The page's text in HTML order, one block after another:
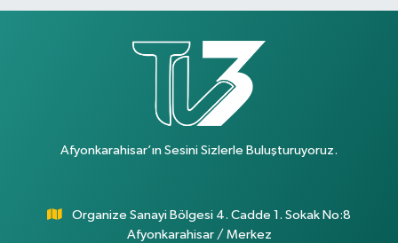
Afyonkarahisar’ın Sesini Sizlerle Buluşturuyoruz.
Organize Sanayi Bölgesi 4. Cadde 1. Sokak No:8
Afyonkarahisar / Merkez